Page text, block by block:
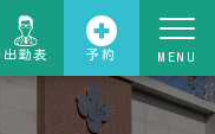
出勤表 予約